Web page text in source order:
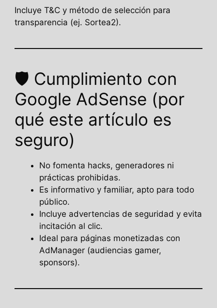
Incluye T&C y método de selección para
transparencia (ej. Sortea2).
🛡️ Cumplimiento con
Google AdSense (por
qué este artículo es
seguro)
No fomenta hacks, generadores ni
prácticas prohibidas.
Es informativo y familiar, apto para todo
público.
Incluye advertencias de seguridad y evita
incitación al clic.
Ideal para páginas monetizadas con
AdManager (audiencias gamer,
sponsors).